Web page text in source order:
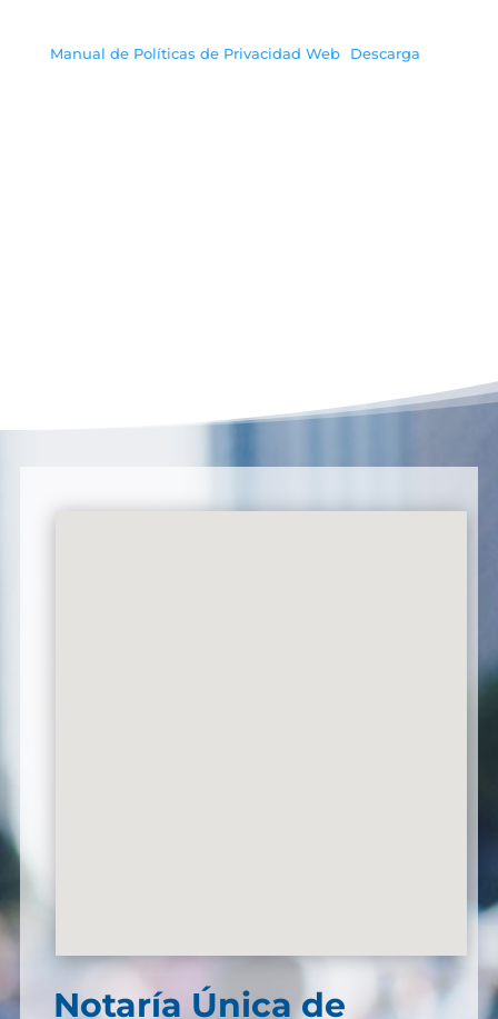
Manual de Políticas de Privacidad Web Descarga
Notaría Única de